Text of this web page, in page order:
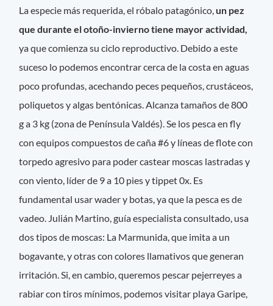
La especie más requerida, el róbalo patagónico, un pez
que durante el otoño-invierno tiene mayor actividad,
ya que comienza su ciclo reproductivo. Debido a este
suceso lo podemos encontrar cerca de la costa en aguas
poco profundas, acechando peces pequeños, crustáceos,
poliquetos y algas bentónicas. Alcanza tamaños de 800
g a 3 kg (zona de Península Valdés). Se los pesca en fly
con equipos compuestos de caña #6 y líneas de flote con
torpedo agresivo para poder castear moscas lastradas y
con viento, líder de 9 a 10 pies y tippet 0x. Es
fundamental usar wader y botas, ya que la pesca es de
vadeo. Julián Martino, guía especialista consultado, usa
dos tipos de moscas: La Marmunida, que imita a un
bogavante, y otras con colores llamativos que generan
irritación. Si, en cambio, queremos pescar pejerreyes a
rabiar con tiros mínimos, podemos visitar playa Garipe,